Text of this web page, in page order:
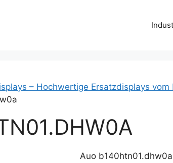
– Hochwertige Ersatzdisplays vom
Auo